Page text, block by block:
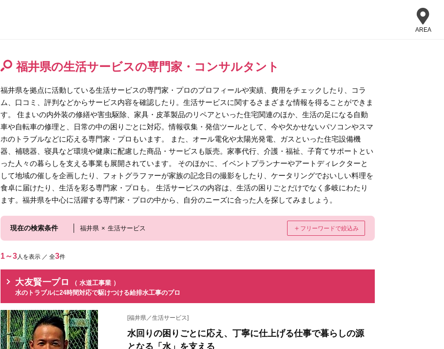
AREA
福井県の生活サービスの専門家・コンサルタント
福井県を拠点に活動している生活サービスの専門家・プロのプロフィールや実績、費用をチェックしたり、コラ
ム、口コミ、評判などからサービス内容を確認したり。生活サービスに関するさまざまな情報を得ることができま
す。 住まいの内外装の修繕や害虫駆除、家具・皮革製品のリペアといった住宅関連のほか、生活の足になる自動
車や自転車の修理と、日常の中の困りごとに対応。情報収集・発信ツールとして、今や欠かせないパソコンやスマ
ホのトラブルなどに応える専門家・プロもいます。 また、オール電化や太陽光発電、ガスといった住宅設備機
器、補聴器、寝具など環境や健康に配慮した商品・サービスも販売。家事代行、介護・福祉、子育てサポートとい
った人々の暮らしを支える事業も展開されています。 そのほかに、イベントプランナーやアートディレクターと
して地域の催しを企画したり、フォトグラファーが家族の記念日の撮影をしたり、ケータリングでおいしい料理を
食卓に届けたり、生活を彩る専門家・プロも。 生活サービスの内容は、生活の困りごとだけでなく多岐にわたり
ます。福井県を中心に活躍する専門家・プロの中から、自分のニーズに合った人を探してみましょう。
現在の検索条件 福井県 × 生活サービス ＋ フリーワードで絞込み
1～3人を表示 ／ 全3件
大友賢一プロ
（ 水道工事業 ）
水のトラブルに24時間対応で駆けつける給排水工事のプロ
[福井県／生活サービス]
水回りの困りごとに応え、丁寧に仕上げる仕事で暮らしの源
となる「水」を支える